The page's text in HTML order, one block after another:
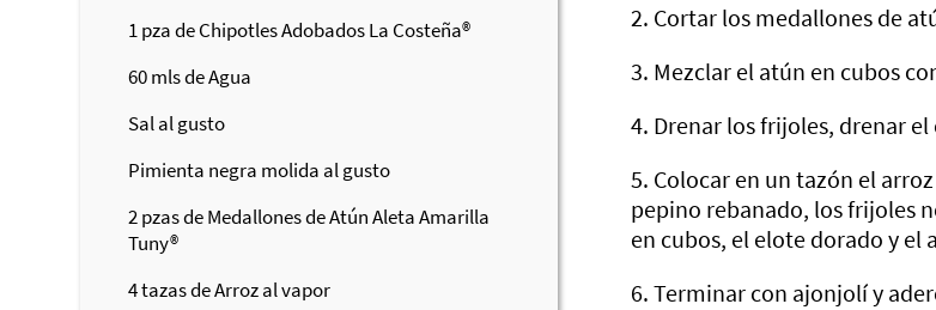
1pza de Chipotles AdobadosLa Costeña®
60mls de Agua
Sal al gusto
Pimienta negra molida al gusto
2pzas de Medallones de Atún Aleta Amarilla
Tuny®
4tazas de Arroz al vapor
2. Cortar los medallones de
3. Mezclar el atún en cubos
4. Drenar los frijoles, drenar el
5. Colocar en un tazón el
pepino rebanado, los frijoles
en cubos, el elote dorado y el
6. Terminar con ajonjolí y